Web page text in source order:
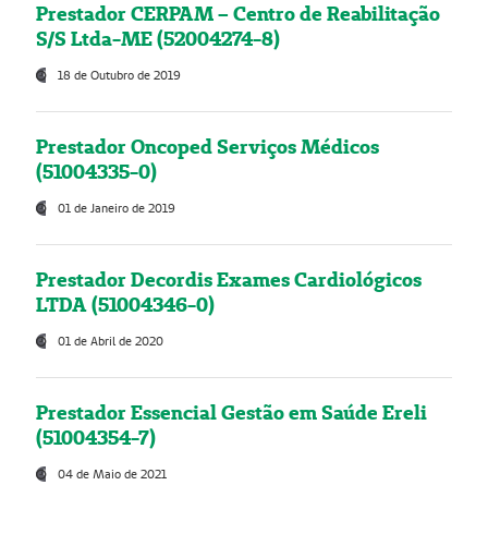
Prestador CERPAM – Centro de Reabilitação
S/S Ltda-ME (52004274-8)
18 de Outubro de 2019
Prestador Oncoped Serviços Médicos
(51004335-0)
01 de Janeiro de 2019
Prestador Decordis Exames Cardiológicos
LTDA (51004346-0)
01 de Abril de 2020
Prestador Essencial Gestão em Saúde Ereli
(51004354-7)
04 de Maio de 2021